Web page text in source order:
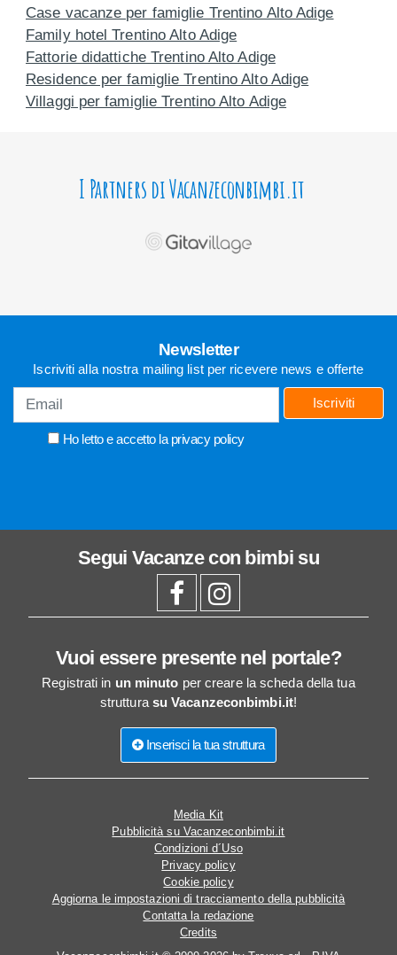
Case vacanze per famiglie Trentino Alto Adige
Family hotel Trentino Alto Adige
Fattorie didattiche Trentino Alto Adige
Residence per famiglie Trentino Alto Adige
Villaggi per famiglie Trentino Alto Adige
I Partners di Vacanzeconbimbi.it
Newsletter
Iscriviti alla nostra mailing list per ricevere news e offerte
Ho letto e accetto la privacy policy
Iscriviti
Segui Vacanze con bimbi su
Vuoi essere presente nel portale?
Registrati in un minuto per creare la scheda della tua
struttura su Vacanzeconbimbi.it!
Inserisci la tua struttura
Media Kit
Pubblicità su Vacanzeconbimbi.it
Condizioni d´Uso
Privacy policy
Cookie policy
Aggiorna le impostazioni di tracciamento della pubblicità
Contatta la redazione
Credits